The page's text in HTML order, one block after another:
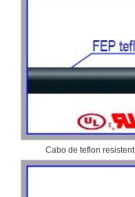
Cabo de teflon